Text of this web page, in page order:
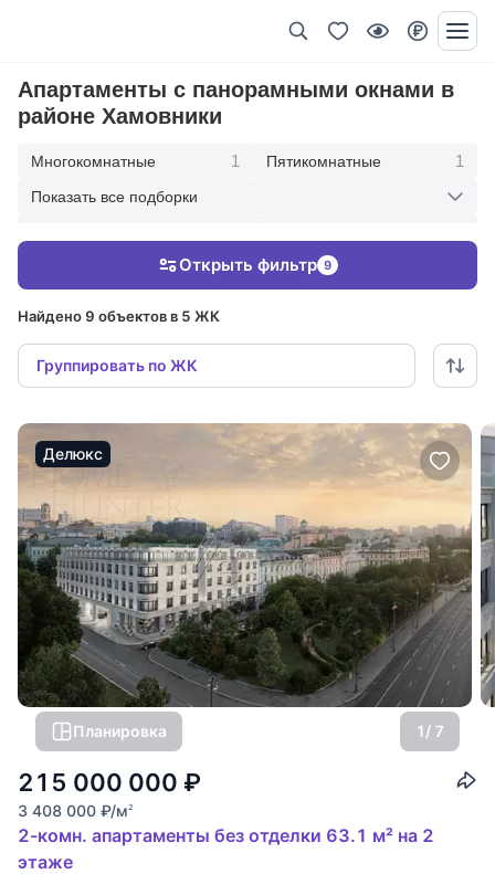
Апартаменты с панорамными окнами в
районе Хамовники
Многокомнатные 1 Пятикомнатные 1
3 Однокомнатные
Показать все подборки
Найдено 9 объектов в 5 ЖК
Группировать по ЖК
Открыть фильтр 9
Делюкс
Планировка 1/ 7
215 000 000 ₽
3 408 000 ₽/м2
2-комн. апартаменты без отделки 63.1 м² на 2
этаже